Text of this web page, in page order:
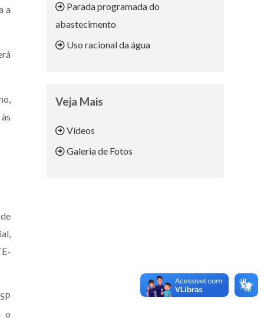
a
o
Parada programada do
abastecimento
Uso racional da água
Veja Mais
Vídeos
Galeria de Fotos